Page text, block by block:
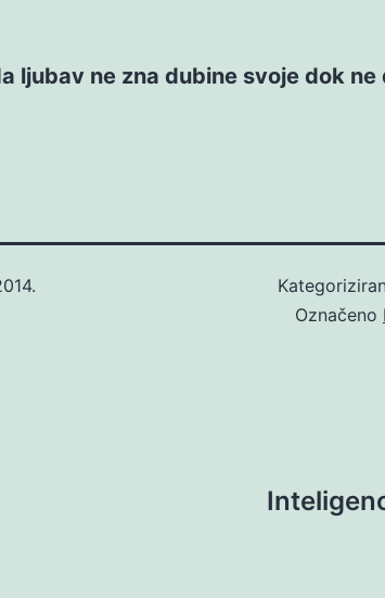
ljubav ne zna dubine svoje dok ne
Označeno